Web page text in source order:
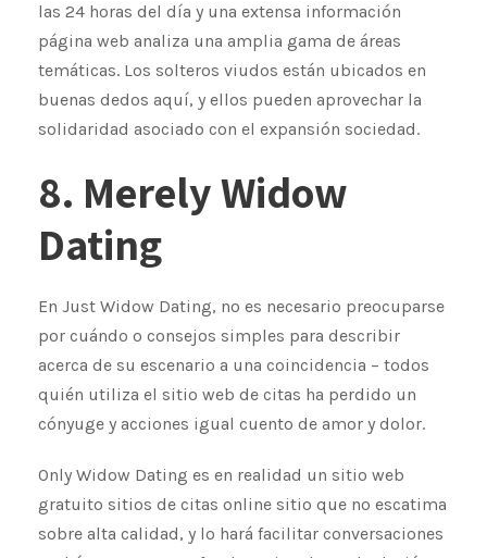
las 24 horas del día y una extensa información
página web analiza una amplia gama de áreas
temáticas. Los solteros viudos están ubicados en
buenas dedos aquí, y ellos pueden aprovechar la
solidaridad asociado con el expansión sociedad.
8. Merely Widow
Dating
En Just Widow Dating, no es necesario preocuparse
por cuándo o consejos simples para describir
acerca de su escenario a una coincidencia – todos
quién utiliza el sitio web de citas ha perdido un
cónyuge y acciones igual cuento de amor y dolor.
Only Widow Dating es en realidad un sitio web
gratuito sitios de citas online sitio que no escatima
sobre alta calidad, y lo hará facilitar conversaciones